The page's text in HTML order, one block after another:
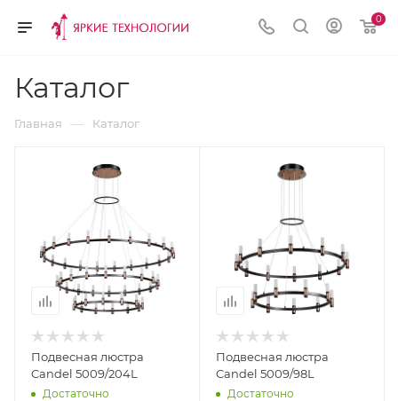
0
Каталог
Главная — Каталог
Подвесная люстра
Candel 5009/204L
Достаточно
Подвесная люстра
Candel 5009/98L
Достаточно